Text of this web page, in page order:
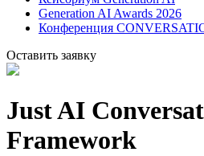
Generation AI Awards 2026
Конференция
Оставить заявку
Just AI
Framework